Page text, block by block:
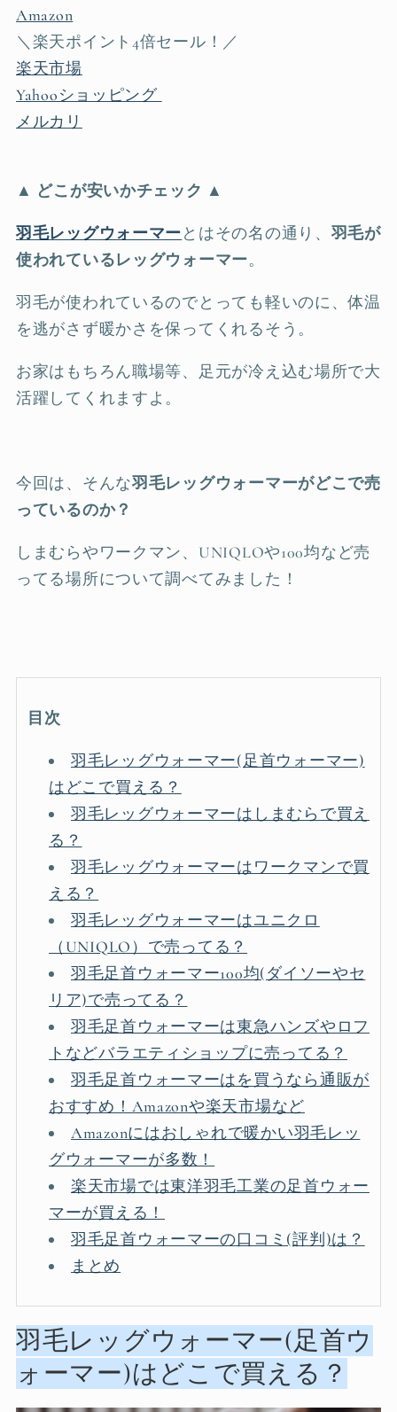
Amazon
＼楽天ポイント4倍セール！／
楽天市場
Yahooショッピング
メルカリ
▲ どこが安いかチェック ▲
羽毛レッグウォーマーとはその名の通り、 羽毛が
使われているレッグウォーマー。
羽毛が使われているのでとっても軽いのに、体温
を逃がさず暖かさを保ってくれるそう。
お家はもちろん職場等、足元が冷え込む場所で大
活躍してくれますよ。
今回は、そんな羽毛レッグウォーマーがどこで売
っているのか？
しまむらやワークマン、UNIQLOや100均など売
ってる場所について調べてみました！
目次
羽毛レッグウォーマー(足首ウォーマー)
はどこで買える？
羽毛レッグウォーマーはしまむらで買え
る？
羽毛レッグウォーマーはワークマンで買
える？
羽毛レッグウォーマーはユニクロ
（UNIQLO）で売ってる？
羽毛足首ウォーマー100均(ダイソーやセ
リア)で売ってる？
羽毛足首ウォーマーは東急ハンズやロフ
トなどバラエティショップに売ってる？
羽毛足首ウォーマーはを買うなら通販が
おすすめ！Amazonや楽天市場など
Amazonにはおしゃれで暖かい羽毛レッ
グウォーマーが多数！
楽天市場では東洋羽毛工業の足首ウォー
マーが買える！
羽毛足首ウォーマーの口コミ(評判)は？
まとめ
羽毛レッグウォーマー(足首ウ
ォーマー)はどこで買える？